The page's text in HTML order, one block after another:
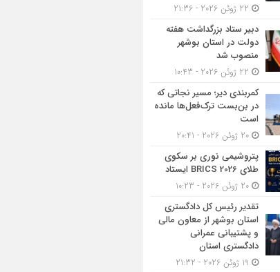
دبیر ستاد بزرگداشت هفته
دولت در استان بوشهر
منصوب شد
کمربندی دیر؛ مسیر نجاتی که
در بن‌بست ترک‌فعل‌ها مانده
است
پتروشیمی نوری بر سکوی
طلای BRICS 2026 ایستاد
تقدیر رئیس کل دادگستری
استان بوشهر از معاون مالی
و پشتیبانی عمرانی
دادگستری استان